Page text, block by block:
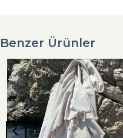
Benzer Ürünler